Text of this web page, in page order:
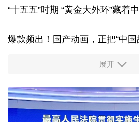
“十五五”时期 “黄金大外环”藏着
爆款频出！国产动画，正把“中
高品质文旅燃
我国渤海首个千亿方大气田一期
展开